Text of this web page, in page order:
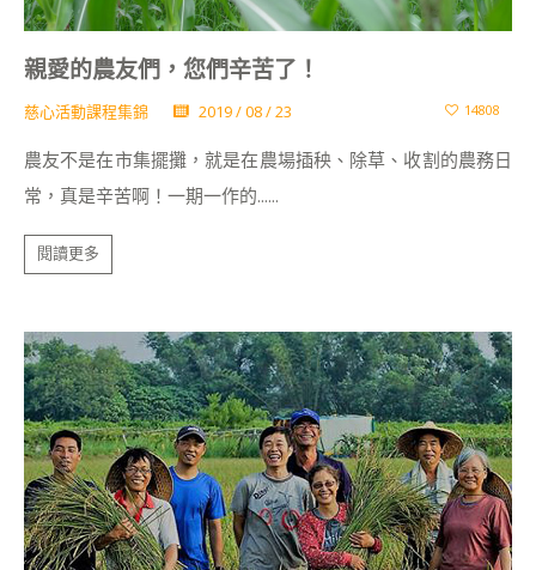
親愛的農友們，您們辛苦了！
慈心活動課程集錦 2019 / 08 / 23 14808
農友不是在市集擺攤，就是在農場插秧、除草、收割的農務日
常，真是辛苦啊！一期一作的......
閱讀更多